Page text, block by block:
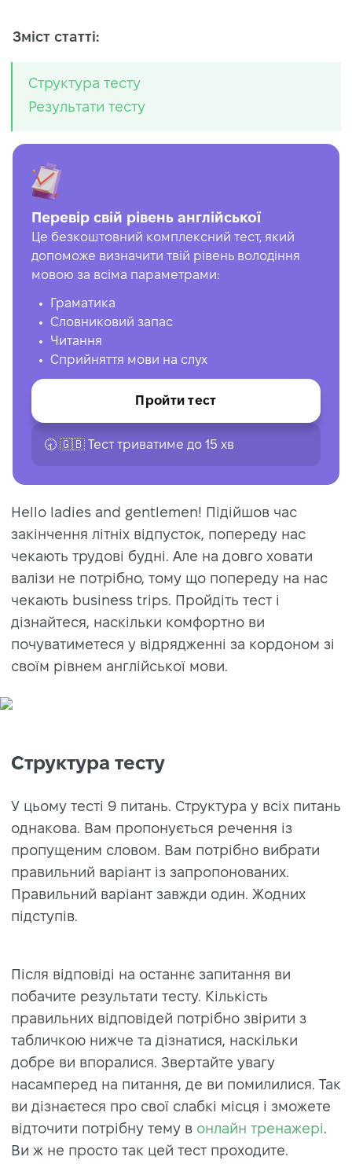
Зміст статті:
Структура тесту
Результати тесту
Перевір свій рівень англійської
Це безкоштовний комплексний тест, який
допоможе визначити твій рівень володіння
мовою за всіма параметрами:
Граматика
Словниковий запас
Читання
Сприйняття мови на слух
Пройти тест
🕣 🇬🇧 Тест триватиме до 15 хв
Hello ladies and gentlemen! Підійшов час
закінчення літніх відпусток, попереду нас
чекають трудові будні. Але на довго ховати
валізи не потрібно, тому що попереду на нас
чекають business trips. Пройдіть тест і
дізнайтеся, наскільки комфортно ви
почуватиметеся у відрядженні за кордоном зі
своїм рівнем англійської мови.
Структура тесту
У цьому тесті 9 питань. Структура у всіх питань
однакова. Вам пропонується речення із
пропущеним словом. Вам потрібно вибрати
правильний варіант із запропонованих.
Правильний варіант завжди один. Жодних
підступів.
Після відповіді на останнє запитання ви
побачите результати тесту. Кількість
правильних відповідей потрібно звірити з
табличкою нижче та дізнатися, наскільки
добре ви впоралися. Звертайте увагу
насамперед на питання, де ви помилилися. Так
ви дізнаєтеся про свої слабкі місця і зможете
відточити потрібну тему в онлайн тренажері.
Ви ж не просто так цей тест проходите.